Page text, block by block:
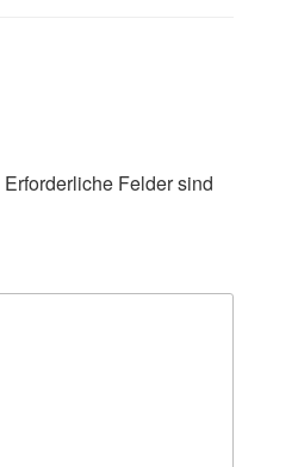
Erforderliche Felder sind